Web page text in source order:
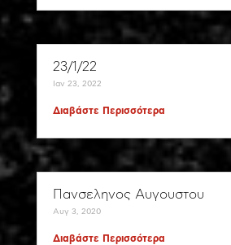
23/1/22
Ιαν 23, 2022
Διαβάστε Περισσότερα
Πανσεληνος Αυγουστου
Αυγ 3, 2020
Διαβάστε Περισσότερα